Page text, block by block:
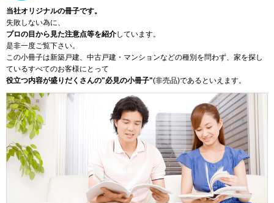
当社オリジナルの冊子です。
失敗しない為に、
プロの目から見た注意点等を紹介しています。
是非一度ご覧下さい。
この小冊子は新築戸建、中古戸建・マンションなどの種別を問わず、家を探し
ているすべてのお客様にとって
役立つ内容が盛りだくさんの"必見の小冊子"(非売品)であるといえます。